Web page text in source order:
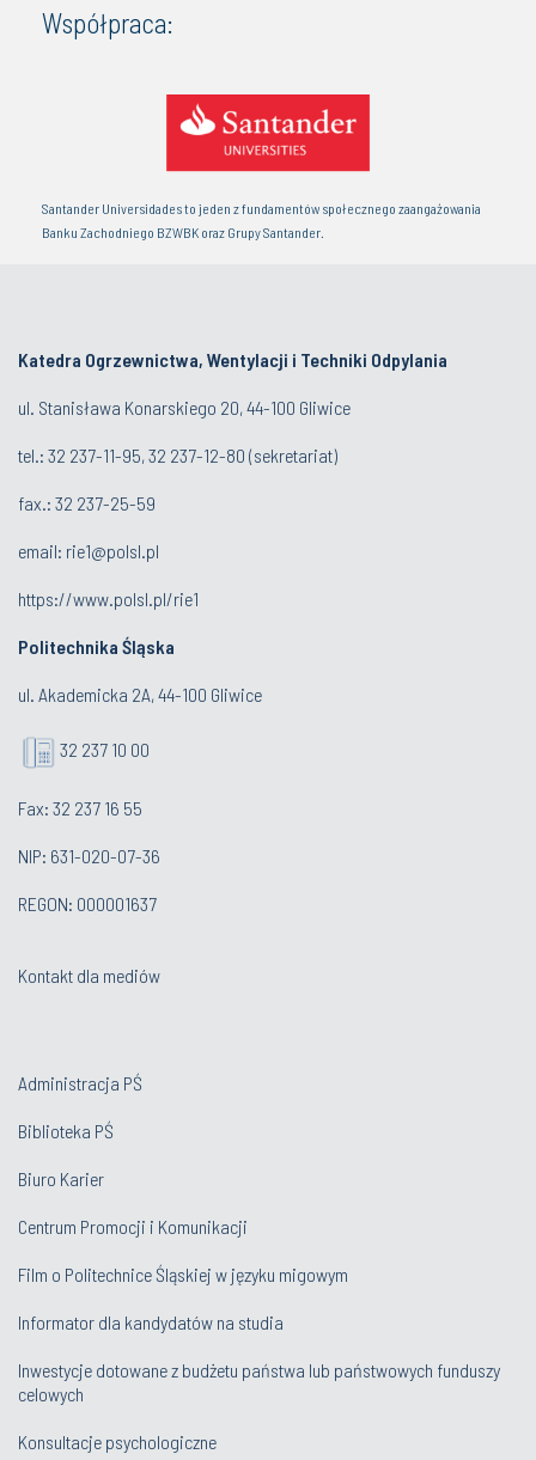
Współpraca:
Santander Universidades to jeden z fundamentów społecznego zaangażowania
Banku Zachodniego BZWBK oraz Grupy Santander.
Katedra Ogrzewnictwa, Wentylacji i Techniki Odpylania
ul. Stanisława Konarskiego 20, 44-100 Gliwice
tel.: 32 237-11-95,32 237-12-80 (sekretariat)
fax.: 32 237-25-59
email: rie1@polsl.pl
https://www.polsl.pl/rie1
Politechnika Śląska
ul. Akademicka 2A, 44-100 Gliwice
32 237 10 00
Fax: 32 237 16 55
NIP: 631-020-07-36
REGON: 000001637
Kontakt dla mediów
Administracja PŚ
Biblioteka PŚ
Biuro Karier
Centrum Promocji i Komunikacji
Film o Politechnice Śląskiej w języku migowym
Informator dla kandydatów na studia
Inwestycje dotowane z budżetu państwa lub państwowych funduszy
celowych
Konsultacje psychologiczne